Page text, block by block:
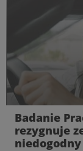
Rynek
roku –
jawności.
Badanie
rezygnuje